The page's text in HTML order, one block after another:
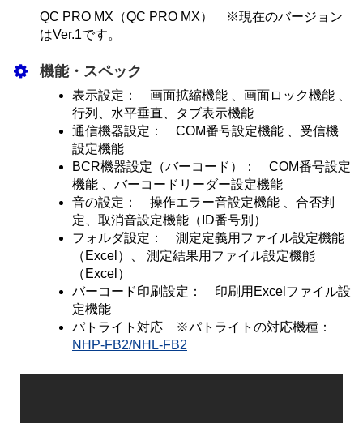
QC PRO MX（QC PRO MX） ※現在のバージョン
はVer.1です。
機能・スペック
表示設定： 画面拡縮機能 、画面ロック機能 、
行列、水平垂直、タブ表示機能
通信機器設定： COM番号設定機能 、受信機
設定機能
BCR機器設定（バーコード）： COM番号設定
機能 、バーコードリーダー設定機能
音の設定： 操作エラー音設定機能 、合否判
定、取消音設定機能（ID番号別）
フォルダ設定： 測定定義用ファイル設定機能
（Excel）、 測定結果用ファイル設定機能
（Excel）
バーコード印刷設定： 印刷用Excelファイル設
定機能
パトライト対応 ※パトライトの対応機種：
NHP-FB2/NHL-FB2